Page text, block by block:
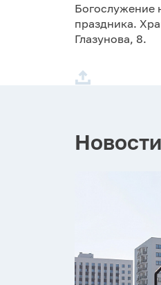
Богослужение
праздника.
Глазунова, 8.